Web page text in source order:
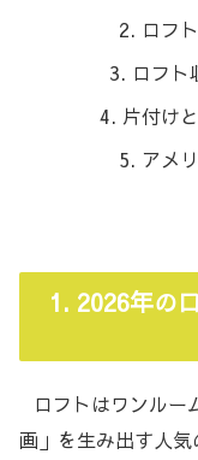
ロフ
ロフト
片付け
アメ
1. 2026年の
ロフトはワンルー
画」を生み出す人